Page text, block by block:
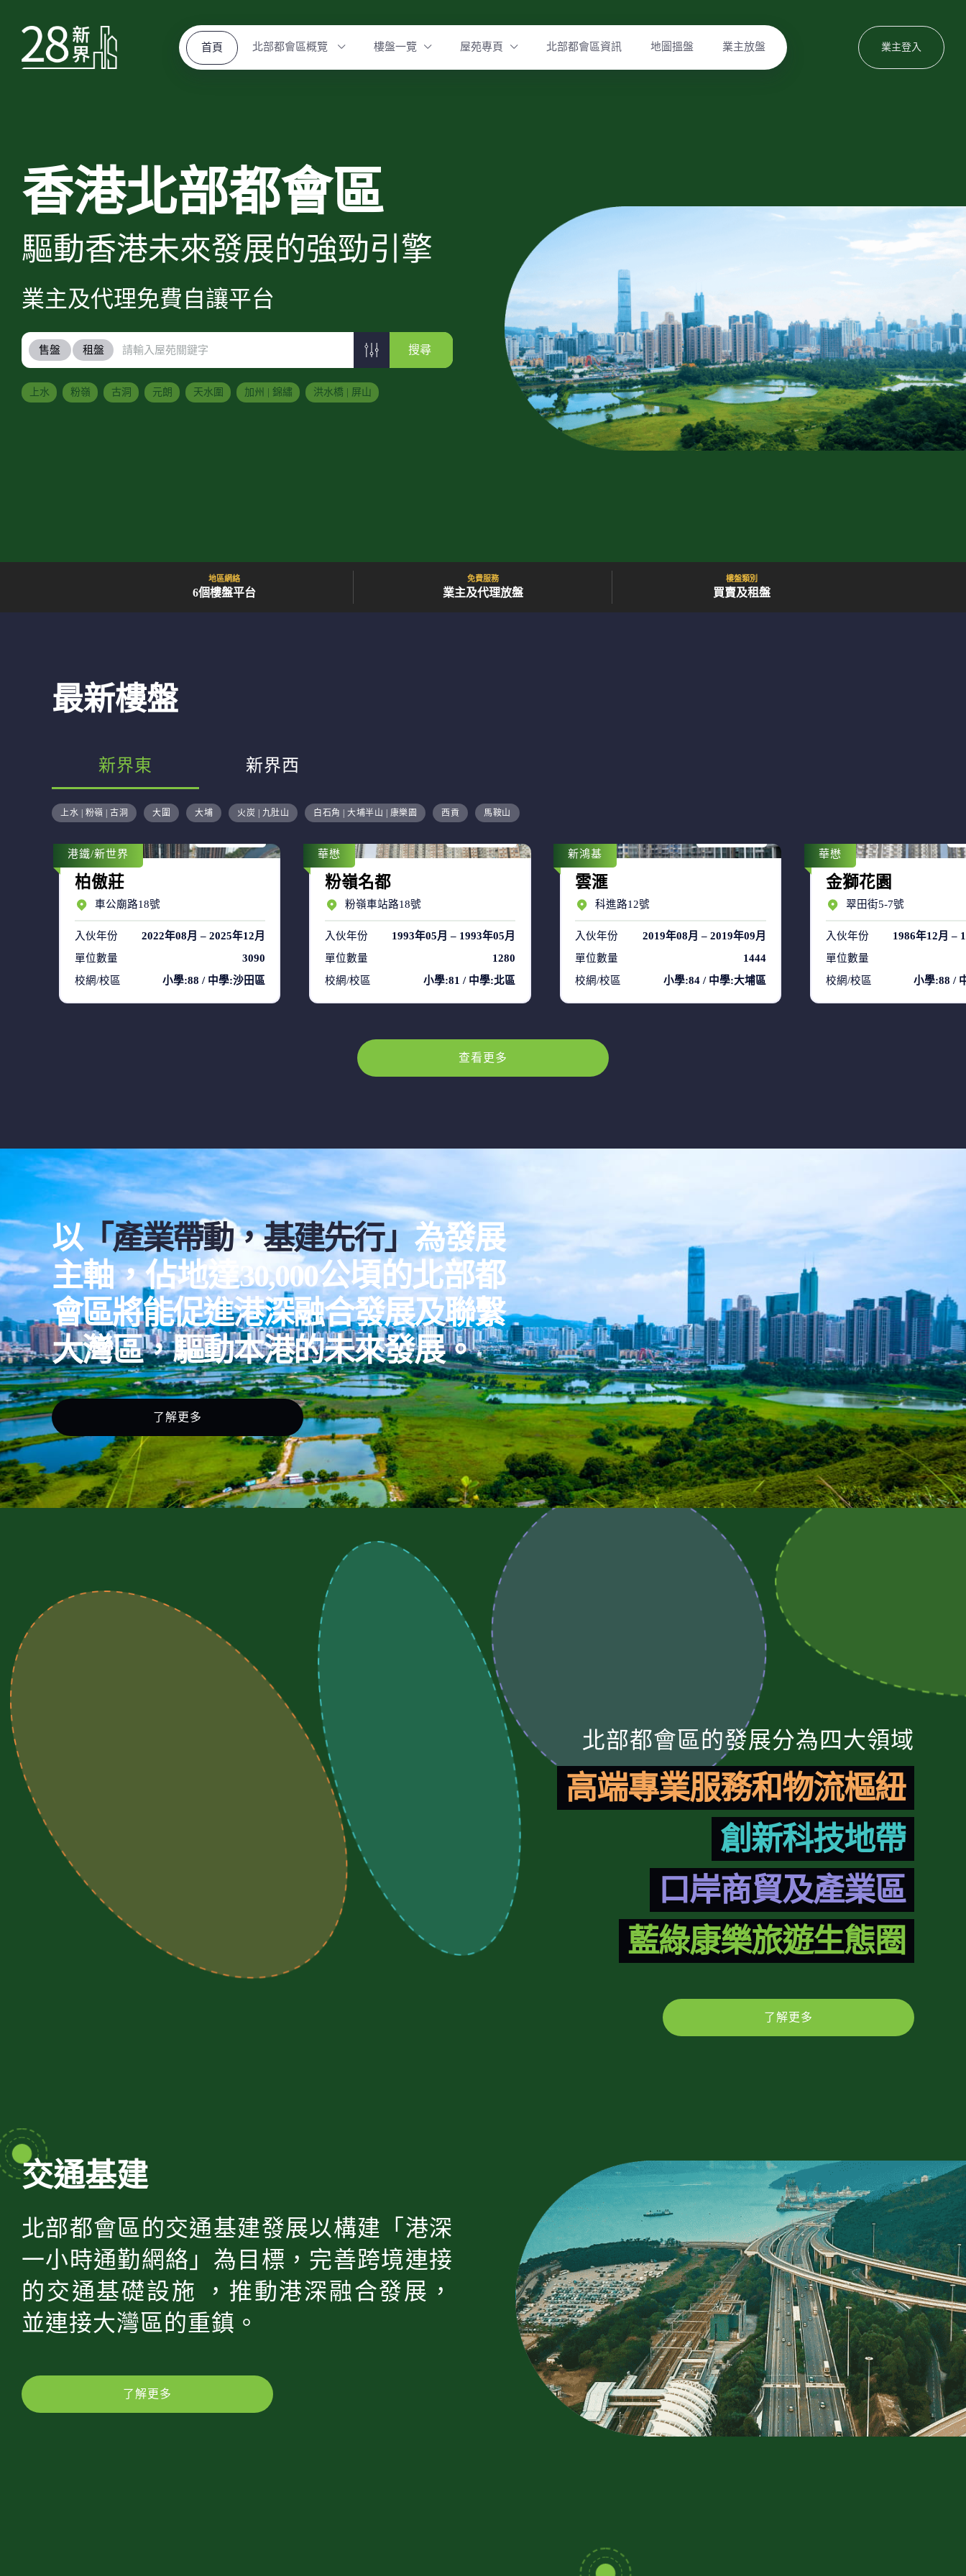
首頁 北部都會區概覽 樓盤一覽 屋苑專頁 北部都會區資訊 地圖搵盤 業主放盤 業主登入
香港北部都會區
驅動香港未來發展的強勁引擎
業主及代理免費自讓平台
售盤 租盤 搜尋
上水 粉嶺 古洞 元朗 天水圍 加州 | 錦繡 洪水橋 | 屏山
地區網絡
6個樓盤平台
免費服務
業主及代理放盤
樓盤類別
買賣及租盤
最新樓盤
新界東 新界西
上水 | 粉嶺 | 古洞 大圍 大埔 火炭 | 九肚山 白石角 | 大埔半山 | 康樂園 西貢 馬鞍山
售盤 48
港鐵/新世界
柏傲莊
車公廟路18號
入伙年份
2022年08月 – 2025年12月
單位數量
3090
校網/校區
小學:88 / 中學:沙田區
售盤 8
華懋
粉嶺名都
粉嶺車站路18號
入伙年份
1993年05月 – 1993年05月
單位數量
1280
校網/校區
小學:81 / 中學:北區
新鴻基
雲滙
科進路12號
入伙年份
2019年08月 – 2019年09月
單位數量
1444
校網/校區
小學:84 / 中學:大埔區
華懋
金獅花園
翠田街5-7號
入伙年份
1986年12月 –
單位數量
校網/校區
小學:88 /
查看更多
以「產業帶動，基建先行」為發展
主軸，佔地達30,000公頃的北部都
會區將能促進港深融合發展及聯繫
大灣區，驅動本港的未來發展。
了解更多
北部都會區的發展分為四大領域
高端專業服務和物流樞紐
創新科技地帶
口岸商貿及產業區
藍綠康樂旅遊生態圈
了解更多
交通基建
北部都會區的交通基建發展以構建「港深
一小時通勤網絡」為目標，完善跨境連接
的交通基礎設施 ，推動港深融合發展，
並連接大灣區的重鎮。
了解更多